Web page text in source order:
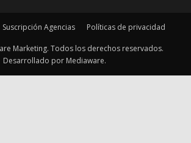
Suscripción Agencias Políticas de privacidad
Marketing. Todos los derechos reservados.
Desarrollado por Mediaware.